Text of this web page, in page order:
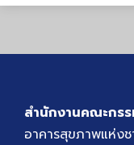
สำนักงานคณะกร
อาคารสุขภาพแห่ง